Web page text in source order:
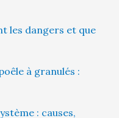
les dangers et que
à granulés :
: causes,